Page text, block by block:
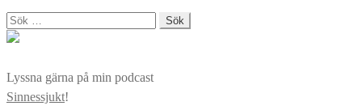
Sök
efter:
Lyssna gärna på min podcast
Sinnessjukt!